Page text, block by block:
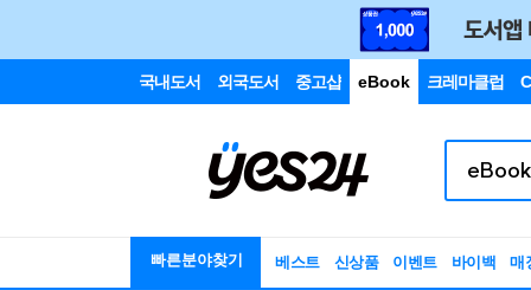
국내도서 외국도서 중고샵 eBook 크레마클럽
빠른분야찾기 베스트 신상품 이벤트 바이백 매